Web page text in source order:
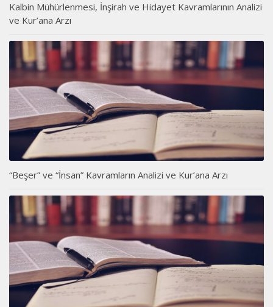
Kalbin Mühürlenmesi, İnşirah ve Hidayet Kavramlarının Analizi
ve Kur’ana Arzı
“Beşer” ve “İnsan” Kavramların Analizi ve Kur’ana Arzı